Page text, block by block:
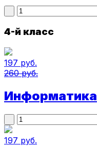
4-й класс
197 руб.
260 руб.
Информатика
197 руб.